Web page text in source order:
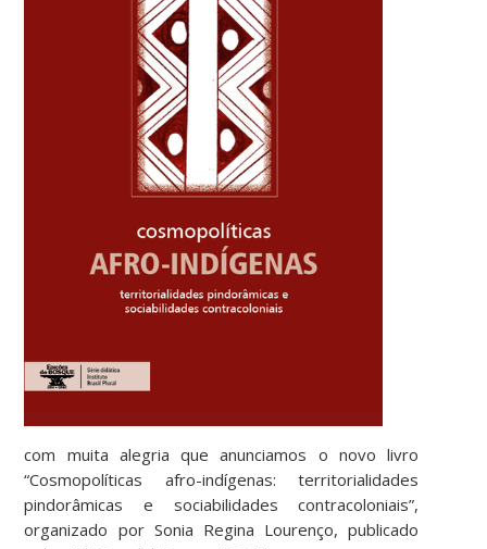
com muita alegria que anunciamos o novo livro
“Cosmopolíticas afro-indígenas: territorialidades
pindorâmicas e sociabilidades contracoloniais”,
organizado por Sonia Regina Lourenço, publicado